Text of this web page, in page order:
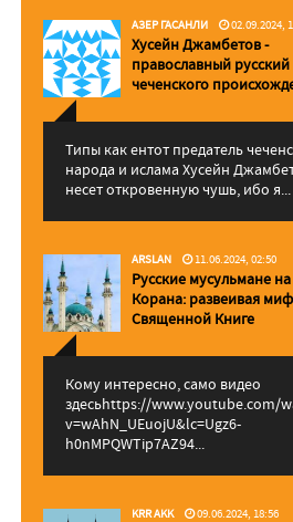
АЗЕР ГАСАНЛИ 02.09.2024,
Хусейн Джамбетов -
православный
чеченского
Типы как ентот предатель
народа и ислама Хусейн
несет откровенную чушь, ибо я...
ARSLAN 11.06.2024, 02:50
Русские мусульмане
Корана: pазвеивая
Священной Книге
Кому интересно, само видео
здесьhttps://www.youtube.com/
v=wAhN_UEuojU&lc=Ugz6-
h0nMPQWTip7AZ94...
KRR AKK 09.06.2024, 18:56